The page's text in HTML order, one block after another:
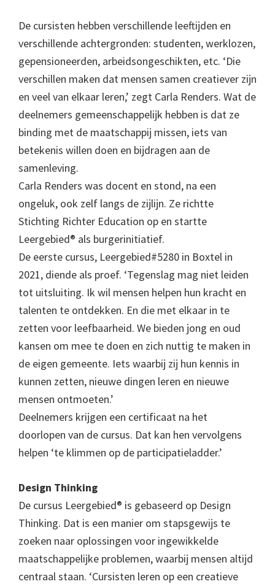
De cursisten hebben verschillende leeftijden en
verschillende achtergronden: studenten, werklozen,
gepensioneerden, arbeidsongeschikten, etc. ‘Die
verschillen maken dat mensen samen creatiever zijn
en veel van elkaar leren,’ zegt Carla Renders. Wat de
deelnemers gemeenschappelijk hebben is dat ze
binding met de maatschappij missen, iets van
betekenis willen doen en bijdragen aan de
samenleving.
Carla Renders was docent en stond, na een
ongeluk, ook zelf langs de zijlijn. Ze richtte
Stichting Richter Education op en startte
Leergebied® als burgerinitiatief.
De eerste cursus, Leergebied#5280 in Boxtel in
2021, diende als proef. ‘Tegenslag mag niet leiden
tot uitsluiting. Ik wil mensen helpen hun kracht en
talenten te ontdekken. En die met elkaar in te
zetten voor leefbaarheid. We bieden jong en oud
kansen om mee te doen en zich nuttig te maken in
de eigen gemeente. Iets waarbij zij hun kennis in
kunnen zetten, nieuwe dingen leren en nieuwe
mensen ontmoeten.’
Deelnemers krijgen een certificaat na het
doorlopen van de cursus. Dat kan hen vervolgens
helpen ‘te klimmen op de participatieladder.’
Design Thinking
De cursus Leergebied® is gebaseerd op Design
Thinking. Dat is een manier om stapsgewijs te
zoeken naar oplossingen voor ingewikkelde
maatschappelijke problemen, waarbij mensen altijd
centraal staan. ‘Cursisten leren op een creatieve